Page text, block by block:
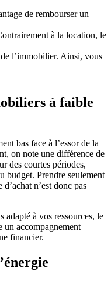
de rembourser un
à la location, le
l’immobilier. Ainsi, vous
à faible
bas face à l’essor de la
on note une différence de
des courtes périodes,
budget. Prendre seulement
n’est donc pas
à vos ressources, le
un accompagnement
financier.